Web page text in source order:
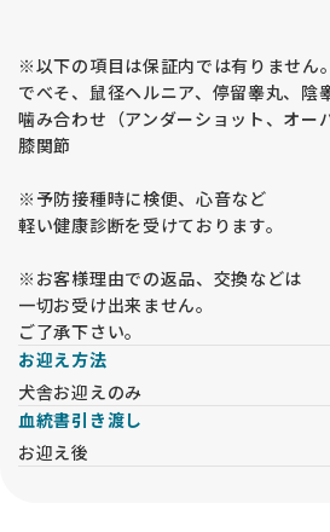
※以下の項目は保証内では有りません。
でべそ、鼠径ヘルニア、停留睾丸、陰
噛み合わせ（アンダーショット、オー
膝関節
※予防接種時に検便、心音など
軽い健康診断を受けております。
※お客様理由での返品、交換などは
一切お受け出来ません。
ご了承下さい。
お迎え方法
犬舎お迎えのみ
血統書引き渡し
お迎え後